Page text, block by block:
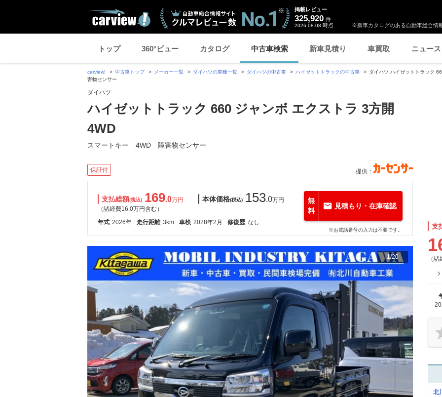
※新車カタログのある自動車総合情
掲載レビュー
325,920 件
2026.08.08 時点
トップ 360°ビュー カタログ 中古車検索 新車見積り 車買取 ニュース
carview! 中古車トップ メーカー一覧 ダイハツの車種一覧 ダイハツの中古車 ハイゼットトラックの中古車
ダイハツ ハイゼットトラック
害物センサー
ダイハツ
ハイゼットトラック 660 ジャンボ エクストラ 3方開
4WD
スマートキー 4WD 障害物センサー
保証付 提供：
支払総額(税込) 169.0万円
（諸経費16.0万円含む）
本体価格(税込) 153.0万円
年式 2026年 走行距離 3km 車検 2028年2月 修復歴 なし
無
料
見積もり・在庫確認
※お電話番号の入力は不要です。
1/20
支
（
北